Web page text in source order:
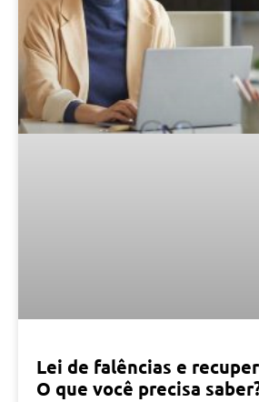
Lei de falências e
O que você precisa